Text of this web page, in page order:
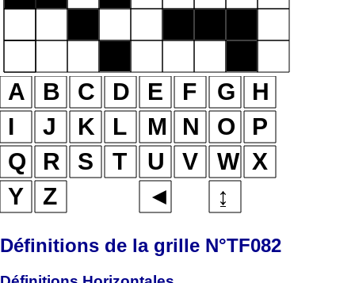
Définitions de la grille N°TF082